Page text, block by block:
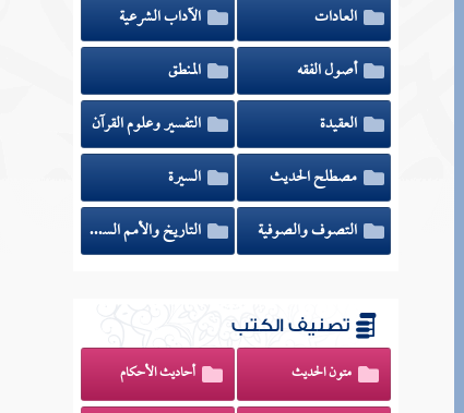
العادات
الآداب الشرعية
أصول الفقه
المنطق
العقيدة
التفسير وعلوم القرآن
مصطلح الحديث
السيرة
التصوف والصوفية
التاريخ والأمم السابقة
تصنيف الكتب
متون الحديث أحاديث الأحكام